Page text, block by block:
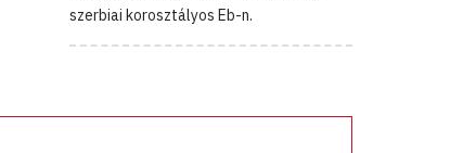
szerbiai korosztályos Eb-n.